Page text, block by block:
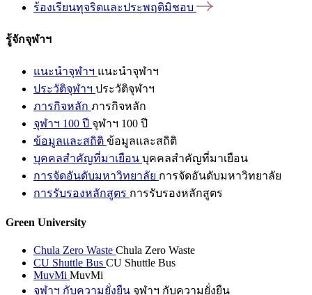
ร้องเรียนทุจริตและประพฤติมิชอบ
รู้จักจุฬาฯ
แนะนำจุฬาฯ แนะนำจุฬาฯ
ประวัติจุฬาฯ ประวัติจุฬาฯ
ภารกิจหลัก ภารกิจหลัก
จุฬาฯ 100 ปี จุฬาฯ 100 ปี
ข้อมูลและสถิติ ข้อมูลและสถิติ
บุคคลสำคัญที่มาเยือน บุคคลสำคัญที่มาเยือน
การจัดอันดับมหาวิทยาลัย การจัดอันดับมหาวิทยาลัย
การรับรองหลักสูตร การรับรองหลักสูตร
Green University
Chula Zero Waste Chula Zero Waste
CU Shuttle Bus CU Shuttle Bus
MuvMi MuvMi
จุฬาฯ กับความยั่งยืน จุฬาฯ กับความยั่งยืน